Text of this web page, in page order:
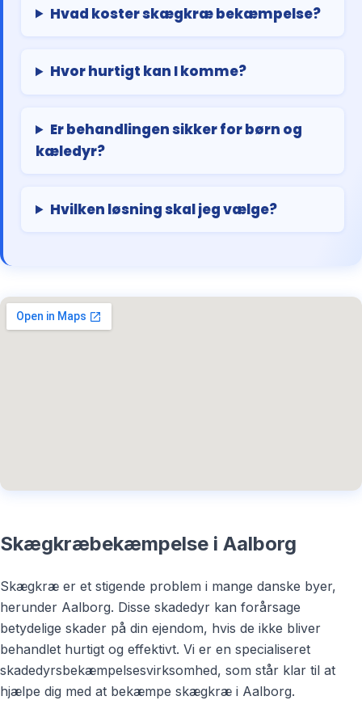
Hvad koster skægkræ bekæmpelse?
Hvor hurtigt kan I komme?
Er behandlingen sikker for børn og
kæledyr?
Hvilken løsning skal jeg vælge?
Skægkræbekæmpelse i Aalborg
Skægkræ er et stigende problem i mange danske byer,
herunder Aalborg. Disse skadedyr kan forårsage
betydelige skader på din ejendom, hvis de ikke bliver
behandlet hurtigt og effektivt. Vi er en specialiseret
skadedyrsbekæmpelsesvirksomhed, som står klar til at
hjælpe dig med at bekæmpe skægkræ i Aalborg.